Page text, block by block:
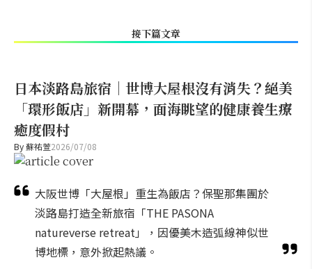
接下篇文章
日本淡路島旅宿｜世博大屋根沒有消失？絕美
「環形飯店」新開幕，面海眺望的健康養生療
癒度假村
By蘇祐萱2026/07/08
大阪世博「大屋根」重生為飯店？保聖那集團於
淡路島打造全新旅宿「THE PASONA
natureverse retreat」，因優美木造弧線神似世
博地標，意外掀起熱議。